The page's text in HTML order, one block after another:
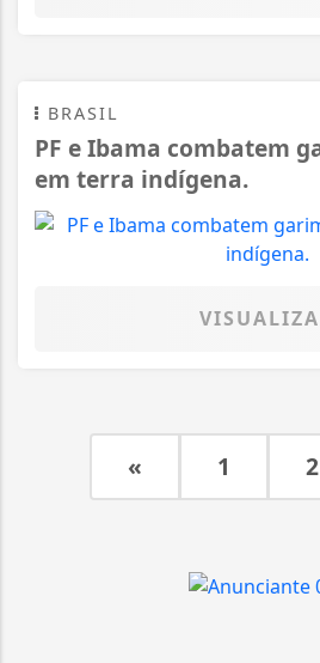
BRASIL
PF e Ibama combatem
em terra indígena.
« 1 2